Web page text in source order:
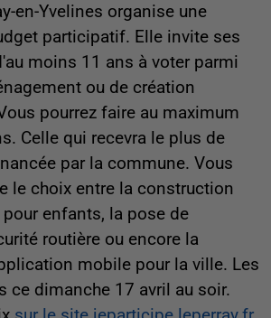
en-Yvelines organise une
participatif. Elle invite ses
moins 11 ans à voter parmi
ou de création
pourrez faire au maximum
Celle qui recevra le plus de
par la commune. Vous
le choix entre la construction
enfants, la pose de
routière ou encore la
mobile pour la ville. Les
ce dimanche 17 avril au soir.